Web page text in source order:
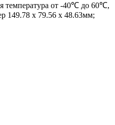
температура от -40℃ до 60℃,
149.78 x 79.56 x 48.63мм;